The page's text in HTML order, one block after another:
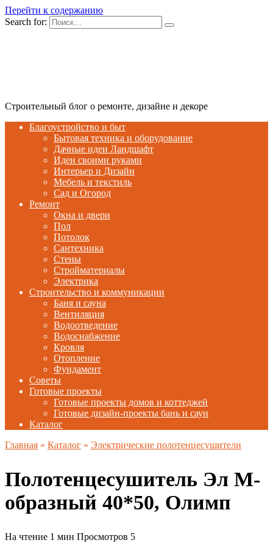
Перейти к содержанию
Search for:
Строительный блог о ремонте, дизайне и декоре
Благоустройство и быт
Бытовая техника и оборудование
Дачные идеи Ландшафт
Идеи своими руками
Интерьер и Дизайн
Мебель и текстиль
Сад и Огород
Ремонт
Окна и двери
Пол
Потолок
Сантехника
Стены
Стройматериалы
Электрика
Строительство и коммуникации
Баня и сауна
Вентиляция
Водоотведение
Водоснабжение
Кровля
Отопление
Фундамент
Советы
Готовые проекты
Готовые проекты домов и коттеджей
Готовые дизайн-проекты бань и саун
Каталог
Главная » Каталог » Электрические полотенцесушители
Полотенцесушитель Эл М-
образный 40*50, Олимп
На чтение 1 мин Просмотров 5